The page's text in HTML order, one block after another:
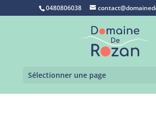
0480806038
Sélectionner une page